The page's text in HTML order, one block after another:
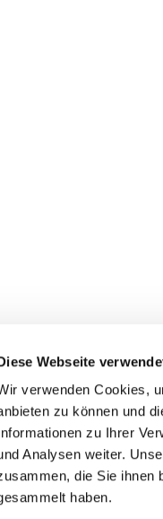
Webseite
verwenden Cookies,
zu können und
zu Ihrer
Analysen weiter.
die Sie ihnen
haben.
Erwitte
erwitte-anroechte.de